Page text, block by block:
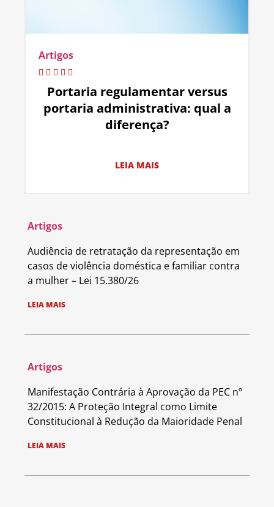
Artigos
Portaria regulamentar versus
portaria administrativa: qual a
diferença?
LEIA MAIS
Artigos
Audiência de retratação da representação em
casos de violência doméstica e familiar contra
a mulher – Lei 15.380/26
LEIA MAIS
Artigos
Manifestação Contrária à Aprovação da PEC nº
32/2015: A Proteção Integral como Limite
Constitucional à Redução da Maioridade Penal
LEIA MAIS